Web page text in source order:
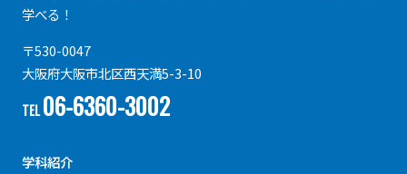
学べる！
〒530-0047
大阪府大阪市北区西天満5-3-10
TEL06-6360-3002
学科紹介